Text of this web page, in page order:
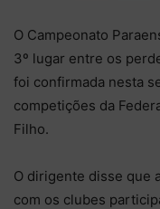
O Campeonato
3º lugar entre os
foi confirmada nesta
competições da
Filho.
O dirigente disse que
com os clubes